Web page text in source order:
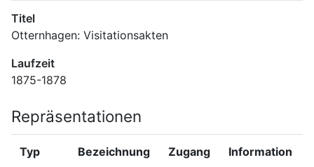
Titel
Otternhagen: Visitationsakten
Laufzeit
1875-1878
Repräsentationen
Typ Bezeichnung Zugang Information